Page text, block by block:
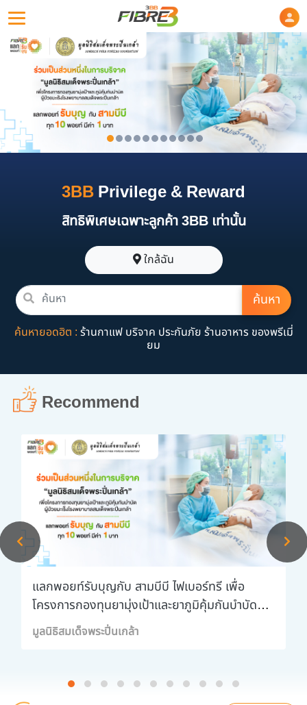
3BBPrivilege & Reward
สิทธิพิเศษเฉพาะลูกค้า 3BB เท่านั้น
ใกล้ฉัน
ค้นหา
ค้นหายอดฮิต : ร้านกาแฟ บริจาค ประกันภัย ร้านอาหาร ของพรีเมี่
ยม
Recommend
แลกพอยท์รับบุญกับ สามบีบี ไฟเบอร์ทรี เพื่อ
โครงการกองทุนยามุ่งเป้าและยาภูมิคุ้มกันบำบัดผู้
ป่วยมะเร็งโรงพยาบาลสมเด็จพระปิ่นเกล้า
มูลนิธิสมเด็จพระปิ่นเกล้า